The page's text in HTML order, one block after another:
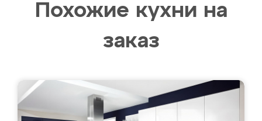
Похожие кухни на
заказ